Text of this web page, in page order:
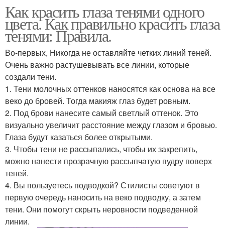
Как красить глаза тенями одного
цвета. Как правильно красить глаза
тенями: Правила.
Во-первых, Никогда не оставляйте четких линий теней.
Очень важно растушевывать все линии, которые
создали тени.
1. Тени молочных оттенков наносятся как основа на все
веко до бровей. Тогда макияж глаз будет ровным.
2. Под брови нанесите самый светлый оттенок. Это
визуально увеличит расстояние между глазом и бровью.
Глаза будут казаться более открытыми.
3. Чтобы тени не рассыпались, чтобы их закрепить,
можно нанести прозрачную рассыпчатую пудру поверх
теней.
4. Вы пользуетесь подводкой? Стилисты советуют в
первую очередь наносить на веко подводку, а затем
тени. Они помогут скрыть неровности подведенной
линии.